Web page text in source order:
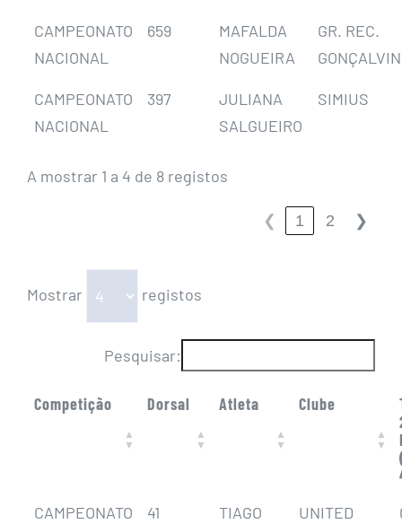
CAMPEONATO
NACIONAL
659
MAFALDA
NOGUEIRA
GR. REC.
CAMPEONATO
NACIONAL
397
JULIANA
SALGUEIRO
SIMIUS
A mostrar 1 a 4 de 8 registos
❮ 1 2 ❯
Mostrar registos
Pesquisar:
Competição Dorsal Atleta Clube
CAMPEONATO
41
TIAGO
UNITED